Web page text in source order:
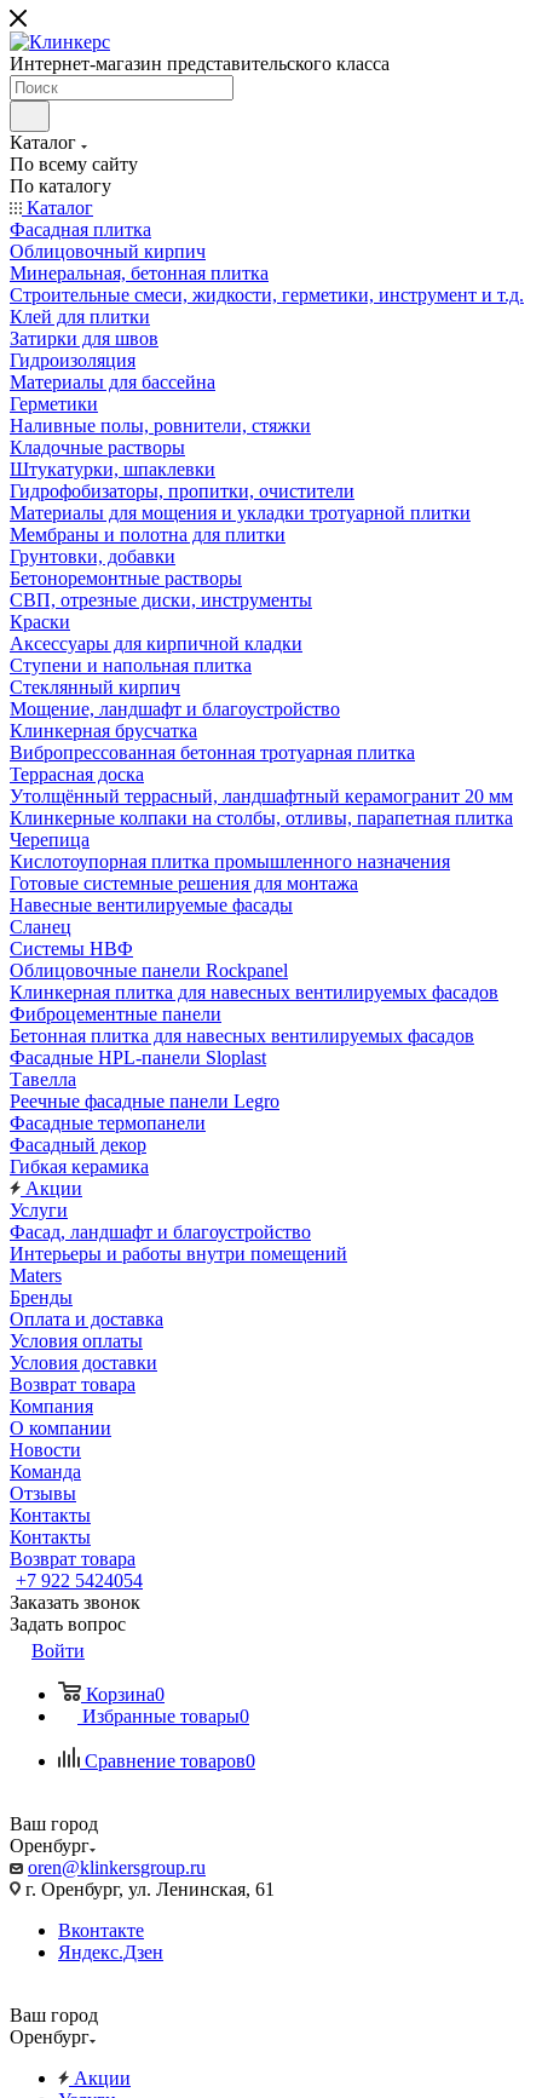
Интернет-магазин представительского класса
Каталог
По всему сайту
По каталогу
Каталог
Фасадная плитка
Облицовочный кирпич
Минеральная, бетонная плитка
Строительные смеси, жидкости, герметики, инструмент и т.д.
Клей для плитки
Затирки для швов
Гидроизоляция
Материалы для бассейна
Герметики
Наливные полы, ровнители, стяжки
Кладочные растворы
Штукатурки, шпаклевки
Гидрофобизаторы, пропитки, очистители
Материалы для мощения и укладки тротуарной плитки
Мембраны и полотна для плитки
Грунтовки, добавки
Бетоноремонтные растворы
СВП, отрезные диски, инструменты
Краски
Аксессуары для кирпичной кладки
Ступени и напольная плитка
Cтеклянный кирпич
Мощение, ландшафт и благоустройство
Клинкерная брусчатка
Вибропрессованная бетонная тротуарная плитка
Террасная доска
Утолщённый террасный, ландшафтный керамогранит 20 мм
Клинкерные колпаки на столбы, отливы, парапетная плитка
Черепица
Кислотоупорная плитка промышленного назначения
Готовые системные решения для монтажа
Навесные вентилируемые фасады
Сланец
Системы НВФ
Облицовочные панели Rockpanel
Клинкерная плитка для навесных вентилируемых фасадов
Фиброцементные панели
Бетонная плитка для навесных вентилируемых фасадов
Фасадные HPL-панели Sloplast
Тавелла
Реечные фасадные панели Legro
Фасадные термопанели
Фасадный декор
Гибкая керамика
Акции
Услуги
Фасад, ландшафт и благоустройство
Интерьеры и работы внутри помещений
Maters
Бренды
Оплата и доставка
Условия оплаты
Условия доставки
Возврат товара
Компания
О компании
Новости
Команда
Отзывы
Контакты
Контакты
Возврат товара
+7 922 5424054
Заказать звонок
Задать вопрос
Войти
Корзина0
Избранные товары0
Сравнение товаров0
Ваш город
Оренбург
oren@klinkersgroup.ru
г. Оренбург, ул. Ленинская, 61
Вконтакте
Яндекс.Дзен
Ваш город
Оренбург
Акции